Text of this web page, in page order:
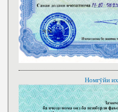
Номгӯйи